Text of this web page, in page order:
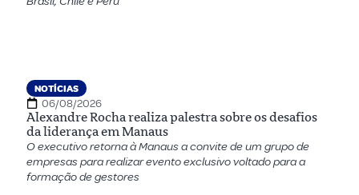
NOTÍCIAS
06/08/2026
Alexandre Rocha realiza palestra sobre os desafios
da liderança em Manaus
O executivo retorna à Manaus a convite de um grupo de
empresas para realizar evento exclusivo voltado para a
formação de gestores